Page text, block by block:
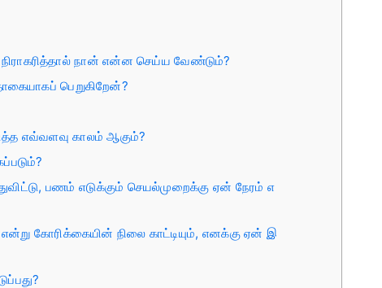
நான் என்ன செய்ய வேண்டும்?
பெறுகிறேன்?
எவ்வளவு காலம் ஆகும்?
பணம் எடுக்கும் செயல்முறைக்கு ஏன் நேரம் எ
கோரிக்கையின் நிலை காட்டியும், எனக்கு ஏன் இ